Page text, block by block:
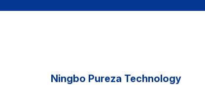
Ningbo Pureza Technology